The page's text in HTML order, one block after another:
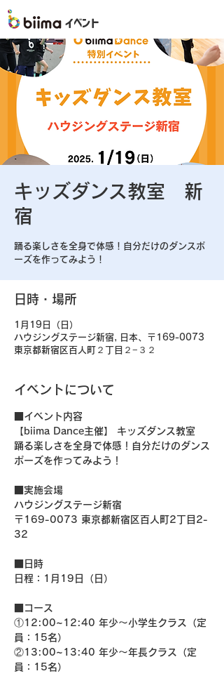
イベント
キッズダンス教室 新
宿
踊る楽しさを全身で体感！自分だけのダンスポ
ーズを作ってみよう！
日時・場所
1月19日（日）
ハウジングステージ新宿, 日本、〒169-0073
東京都新宿区百人町２丁目２−３２
イベントについて
■イベント内容
【biima Dance主催】 キッズダンス教室
踊る楽しさを全身で体感！自分だけのダンス
ポーズを作ってみよう！
■実施会場
ハウジングステージ新宿
〒169-0073 東京都新宿区百人町2丁目2-
32
■日時
日程：1月19日（日）
■コース
①12:00~12:40 年少〜小学生クラス（定
員：15名）
②13:00~13:40 年少〜年長クラス（定
員：15名）